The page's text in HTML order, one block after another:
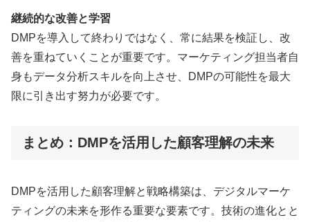
継続的な改善と学習
DMPを導入して終わりではなく、常に結果を検証し、改
善を重ねていくことが重要です。マーケティング担当者自
身もデータ分析スキルを向上させ、DMPの可能性を最大
限に引き出す努力が必要です。
まとめ：DMPを活用した顧客理解の未来
DMPを活用した顧客理解と戦略構築は、デジタルマーケ
ティングの未来を形作る重要な要素です。技術の進化とと